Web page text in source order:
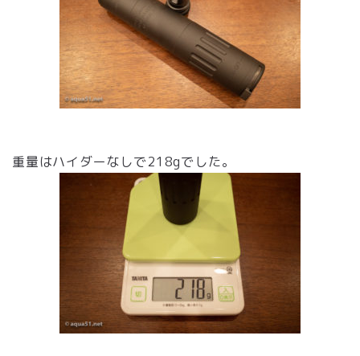
重量はハイダーなしで218gでした。